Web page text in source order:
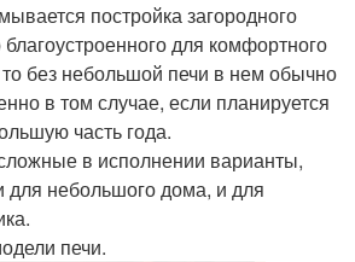
постройка загородного
для комфортного
без небольшой печи в нем обычно
в том случае, если планируется
часть года.
в исполнении варианты,
для небольшого дома, и для
печи.